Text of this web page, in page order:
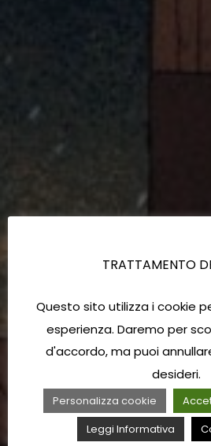
TRATTAMENTO
Questo sito utilizza i cookie
esperienza. Daremo per
d'accordo, ma puoi
desideri.
Personalizza cookie
Leggi Informativa